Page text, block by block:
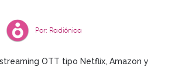
Por: Radiónica
OTT tipo Netflix, Amazon y